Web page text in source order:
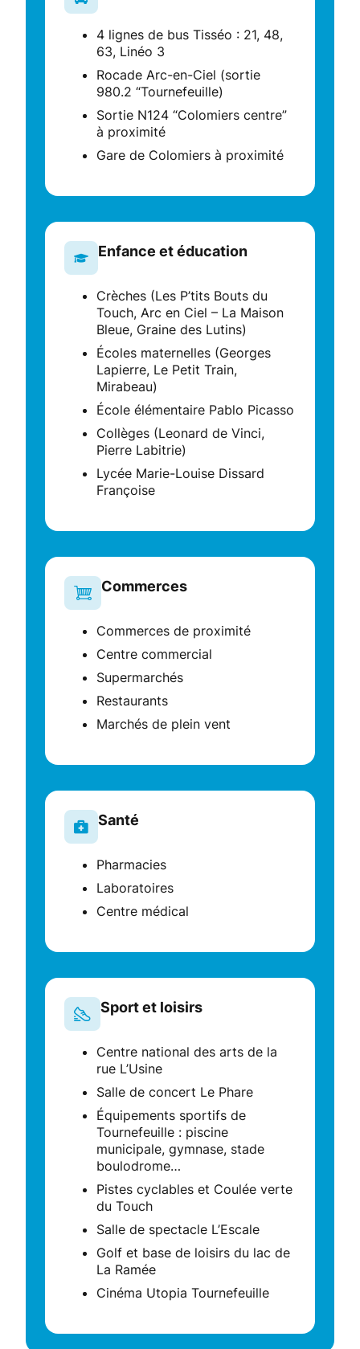
4 lignes de bus Tisséo : 21, 48,
63, Linéo 3
Rocade Arc-en-Ciel (sortie
980.2 “Tournefeuille)
Sortie N124 “Colomiers centre”
à proximité
Gare de Colomiers à proximité
Enfance et éducation
Crèches (Les P’tits Bouts du
Touch, Arc en Ciel – La Maison
Bleue, Graine des Lutins)
Écoles maternelles (Georges
Lapierre, Le Petit Train,
Mirabeau)
École élémentaire Pablo Picasso
Collèges (Leonard de Vinci,
Pierre Labitrie)
Lycée Marie-Louise Dissard
Françoise
Commerces
Commerces de proximité
Centre commercial
Supermarchés
Restaurants
Marchés de plein vent
Santé
Pharmacies
Laboratoires
Centre médical
Sport et loisirs
Centre national des arts de la
rue L’Usine
Salle de concert Le Phare
Équipements sportifs de
Tournefeuille : piscine
municipale, gymnase, stade
boulodrome…
Pistes cyclables et Coulée verte
du Touch
Salle de spectacle L’Escale
Golf et base de loisirs du lac de
La Ramée
Cinéma Utopia Tournefeuille